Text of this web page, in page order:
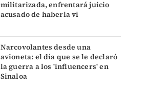
militarizada, enfrentará juicio
acusado de haberla vi
Narcovolantes desde una
avioneta: el día que se le declaró
la guerra a los 'influencers' en
Sinaloa